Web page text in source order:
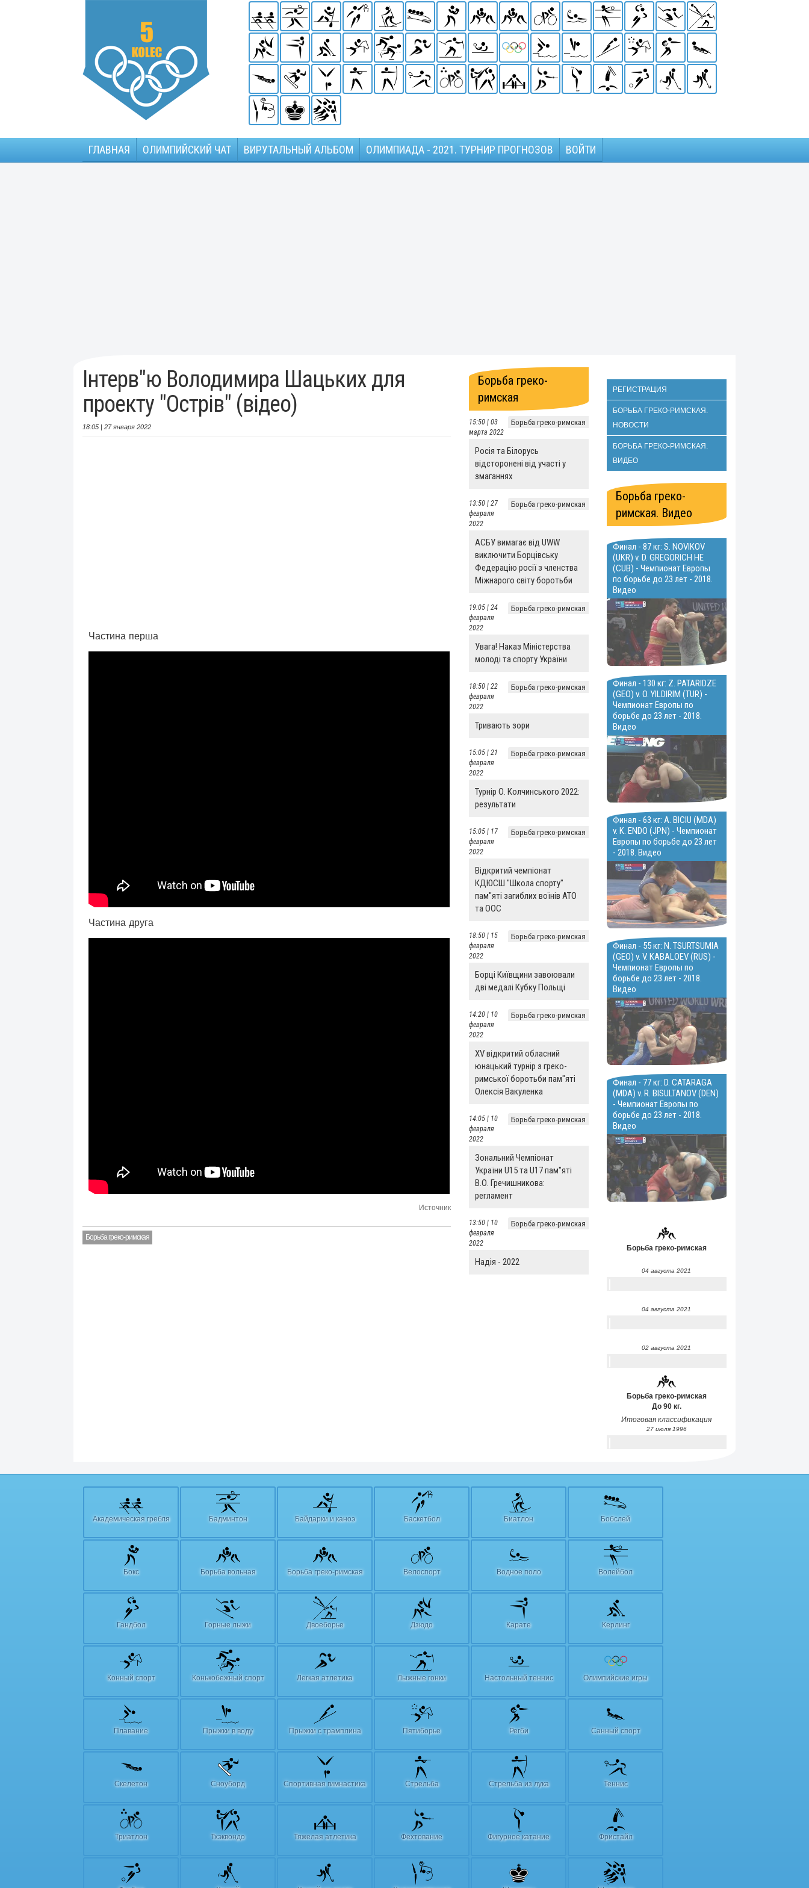
ГЛАВНАЯ ОЛИМПИЙСКИЙ ЧАТ ВИРУТАЛЬНЫЙ АЛЬБОМ ОЛИМПИАДА - 2021. ТУРНИР ПРОГНОЗОВ ВОЙТИ
Інтерв"ю Володимира Шацьких для
проекту "Острів" (відео)
18:05 | 27 января 2022
Частина перша
Частина друга
Источник
Борьба греко-римская
Борьба греко-
римская
Борьба греко-римская
15:50 | 03
марта 2022
Росія та Білорусь
відсторонені від участі у
змаганнях
Борьба греко-римская
13:50 | 27
февраля
2022
АСБУ вимагає від UWW
виключити Борцівську
Федерацію росії з членства
Міжнарого світу боротьби
Борьба греко-римская
19:05 | 24
февраля
2022
Увага! Наказ Міністерства
молоді та спорту України
Борьба греко-римская
18:50 | 22
февраля
2022
Тривають зори
Борьба греко-римская
15:05 | 21
февраля
2022
Турнір О. Колчинського 2022:
результати
Борьба греко-римская
15:05 | 17
февраля
2022
Відкритий чемпіонат
КДЮСШ "Школа спорту"
пам"яті загиблих воїнів АТО
та ООС
Борьба греко-римская
18:50 | 15
февраля
2022
Борці Київщини завоювали
дві медалі Кубку Польщі
Борьба греко-римская
14:20 | 10
февраля
2022
ХV відкритий обласний
юнацький турнір з греко-
римської боротьби пам"яті
Олексія Вакуленка
Борьба греко-римская
14:05 | 10
февраля
2022
Зональний Чемпіонат
України U15 та U17 пам"яті
В.О. Гречишникова:
регламент
Борьба греко-римская
13:50 | 10
февраля
2022
Надія - 2022
РЕГИСТРАЦИЯ
БОРЬБА ГРЕКО-РИМСКАЯ.
НОВОСТИ
БОРЬБА ГРЕКО-РИМСКАЯ.
ВИДЕО
Борьба греко-
римская. Видео
Финал - 87 кг: S. NOVIKOV
(UKR) v. D. GREGORICH HE
(CUB) - Чемпионат Европы
по борьбе до 23 лет - 2018.
Видео
Финал - 130 кг: Z. PATARIDZE
(GEO) v. O. YILDIRIM (TUR) -
Чемпионат Европы по
борьбе до 23 лет - 2018.
Видео
Финал - 63 кг: A. BICIU (MDA)
v. K. ENDO (JPN) - Чемпионат
Европы по борьбе до 23 лет
- 2018. Видео
Финал - 55 кг: N. TSURTSUMIA
(GEO) v. V. KABALOEV (RUS) -
Чемпионат Европы по
борьбе до 23 лет - 2018.
Видео
Финал - 77 кг: D. CATARAGA
(MDA) v. R. BISULTANOV (DEN)
- Чемпионат Европы по
борьбе до 23 лет - 2018.
Видео
Борьба греко-римская
04 августа 2021
04 августа 2021
02 августа 2021
Борьба греко-римская
До 90 кг.
Итоговая классификация
27 июля 1996
Академическая гребля Бадминтон Байдарки и каноэ Баскетбол Биатлон Бобслей
Бокс Борьба вольная Борьба греко-римская Велоспорт Водное поло Волейбол
Гандбол Горные лыжи Двоеборье Дзюдо Карате Керлинг
Конный спорт Конькобежный спорт Легкая атлетика Лыжные гонки Настольный теннис Олимпийские игры
Плавание Прыжки в воду Прыжки с трамплина Пятиборье Регби Санный спорт
Скелетон Сноуборд Спортивная гимнастика Стрельба Стрельба из лука Теннис
Триатлон Тхэквондо Тяжелая атлетика Фехтование Фигурное катание Фристайл